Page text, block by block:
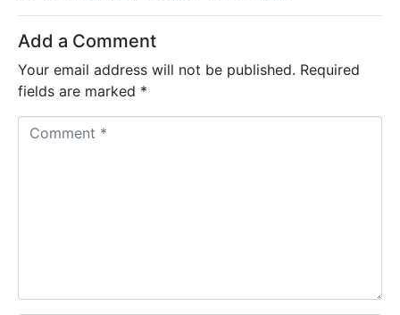
Add a Comment
Your email address will not be published. Required
fields are marked *